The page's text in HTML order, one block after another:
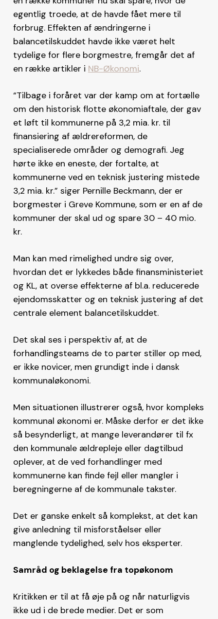
egentlig troede, at de havde fået mere til
forbrug. Effekten af ændringerne i
balancetilskuddet havde ikke været helt
tydelige for flere borgmestre, fremgår det af
en række artikler i NB-Økonomi.
“Tilbage i foråret var der kamp om at fortælle
om den historisk flotte økonomiaftale, der gav
et løft til kommunerne på 3,2 mia. kr. til
finansiering af ældrereformen, de
specialiserede områder og demografi. Jeg
hørte ikke en eneste, der fortalte, at
kommunerne ved en teknisk justering mistede
3,2 mia. kr.” siger Pernille Beckmann, der er
borgmester i Greve Kommune, som er en af de
kommuner der skal ud og spare 30 – 40 mio.
kr.
Man kan med rimelighed undre sig over,
hvordan det er lykkedes både finansministeriet
og KL, at overse effekterne af bl.a. reducerede
ejendomsskatter og en teknisk justering af det
centrale element balancetilskuddet.
Det skal ses i perspektiv af, at de
forhandlingsteams de to parter stiller op med,
er ikke novicer, men grundigt inde i dansk
kommunaløkonomi.
Men situationen illustrerer også, hvor kompleks
kommunal økonomi er. Måske derfor er det ikke
så besynderligt, at mange leverandører til fx
den kommunale ældrepleje eller dagtilbud
oplever, at de ved forhandlinger med
kommunerne kan finde fejl eller mangler i
beregningerne af de kommunale takster.
Det er ganske enkelt så komplekst, at det kan
give anledning til misforståelser eller
manglende tydelighed, selv hos eksperter.
Samråd og beklagelse fra topøkonom
Kritikken er til at få øje på og når naturligvis
ikke ud i de brede medier. Det er som